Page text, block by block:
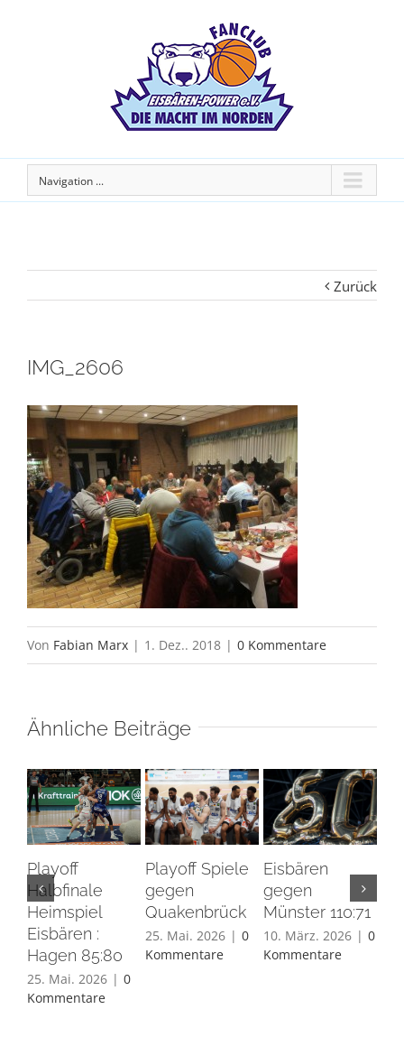
Navigation ...
Zurück
IMG_2606
Von Fabian Marx | 1. Dez.. 2018 | 0 Kommentare
Ähnliche Beiträge
Playoff
Halbfinale
Heimspiel
Eisbären :
Hagen 85:80
25. Mai. 2026 | 0
Kommentare
Playoff Spiele
gegen
Quakenbrück
25. Mai. 2026 | 0
Kommentare
Eisbären
gegen
Münster 110:71
10. März. 2026 | 0
Kommentare